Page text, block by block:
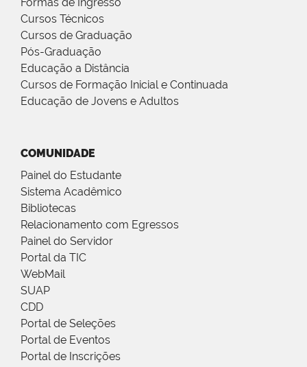
Formas de Ingresso
Cursos Técnicos
Cursos de Graduação
Pós-Graduação
Educação a Distância
Cursos de Formação Inicial e Continuada
Educação de Jovens e Adultos
COMUNIDADE
Painel do Estudante
Sistema Acadêmico
Bibliotecas
Relacionamento com Egressos
Painel do Servidor
Portal da TIC
WebMail
SUAP
CDD
Portal de Seleções
Portal de Eventos
Portal de Inscrições